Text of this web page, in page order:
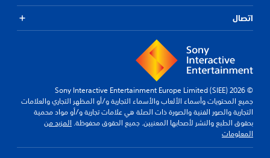
اتصال
© 2026 Sony Interactive Entertainment Europe Limited (SIEE)
جميع المحتويات وأسماء الألعاب والأسماء التجارية و/أو المظهر التجاري والعلامات
التجارية والصور الفنية والصورة ذات الصلة هي علامات تجارية و/أو مواد محمية
بحقوق الطبع والنشر لأصحابها المعنيين. جميع الحقوق محفوظة. المزيد من
المعلومات